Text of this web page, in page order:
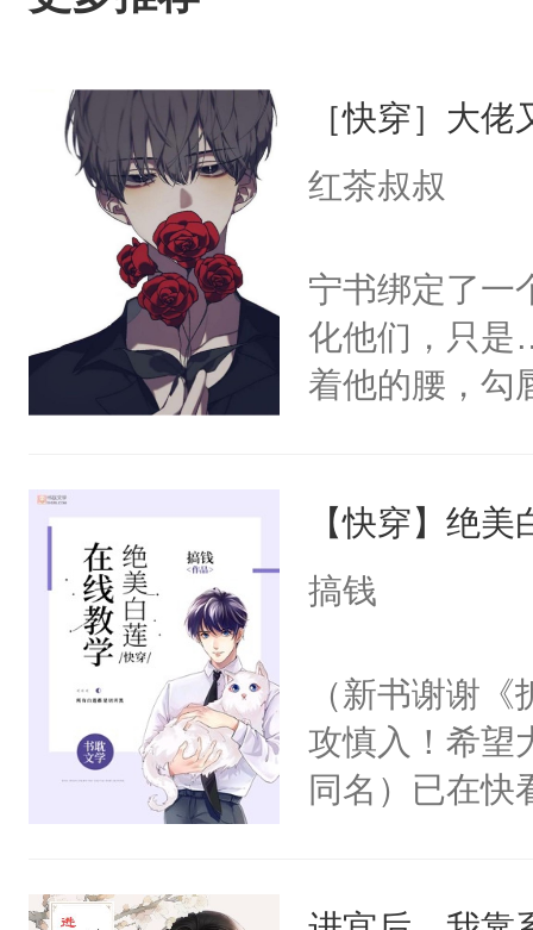
［快穿］大
红茶叔叔
宁书绑定了一
化他们，只是
着他的腰，勾
来，给老公
用力——为你
【快穿】绝
搞钱
（新书谢谢
攻慎入！希望
同名）已在快